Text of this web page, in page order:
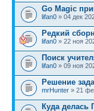
Go Magic
lifan0 » 04 дек
Редкий
lifan0 » 22 ноя
Поиск
lifan0 » 09 ноя
Решение
mrHunter » 21
Куда делась